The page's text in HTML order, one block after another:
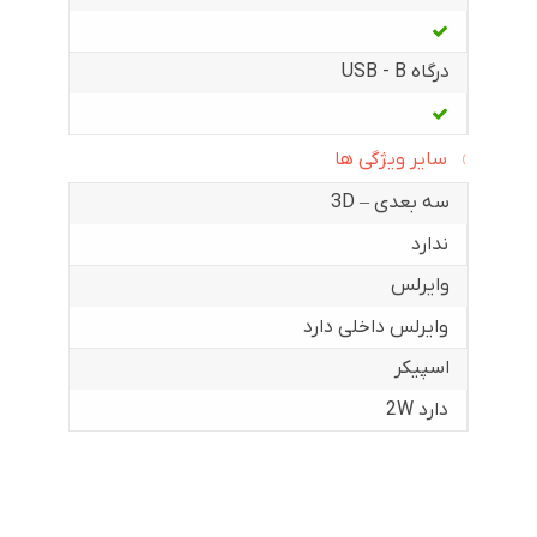
درگاه USB - B
سایر ویژگی ها
سه بعدی – 3D
ندارد
وایرلس
وایرلس داخلی دارد
اسپیکر
دارد 2W